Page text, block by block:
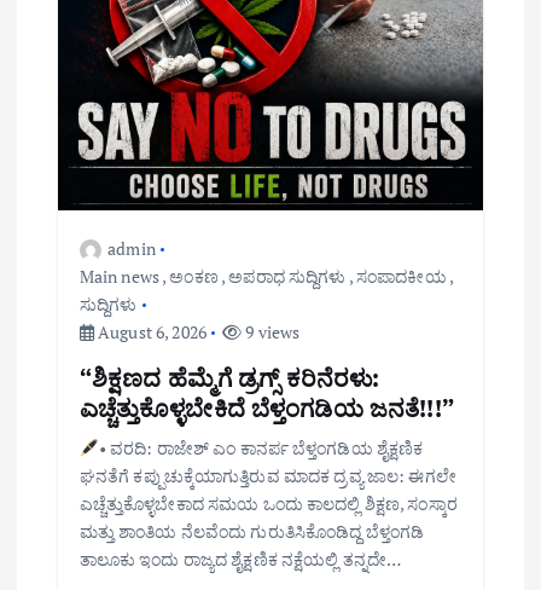
admin
Main news,ಅಂಕಣ ,ಅಪರಾಧ ಸುದ್ದಿಗಳು ,ಸಂಪಾದಕೀಯ ,
ಸುದ್ದಿಗಳು
August 6, 2026
9 views
“ಶಿಕ್ಷಣದ ಹೆಮ್ಮೆಗೆ ಡ್ರಗ್ಸ್ ಕರಿನೆರಳು:
ಎಚ್ಚೆತ್ತುಕೊಳ್ಳಬೇಕಿದೆ ಬೆಳ್ತಂಗಡಿಯ ಜನತೆ!!!”
• ವರದಿ: ರಾಜೇಶ್ ಎಂ ಕಾನರ್ಪ ಬೆಳ್ತಂಗಡಿಯ ಶೈಕ್ಷಣಿಕ
ಘನತೆಗೆ ಕಪ್ಪುಚುಕ್ಕೆಯಾಗುತ್ತಿರುವ ಮಾದಕ ದ್ರವ್ಯ ಜಾಲ: ಈಗಲೇ
ಎಚ್ಚೆತ್ತುಕೊಳ್ಳಬೇಕಾದ ಸಮಯ ಒಂದು ಕಾಲದಲ್ಲಿ ಶಿಕ್ಷಣ, ಸಂಸ್ಕಾರ
ಮತ್ತು ಶಾಂತಿಯ ನೆಲವೆಂದು ಗುರುತಿಸಿಕೊಂಡಿದ್ದ ಬೆಳ್ತಂಗಡಿ
ತಾಲೂಕು ಇಂದು ರಾಜ್ಯದ ಶೈಕ್ಷಣಿಕ ನಕ್ಷೆಯಲ್ಲಿ ತನ್ನದೇ…